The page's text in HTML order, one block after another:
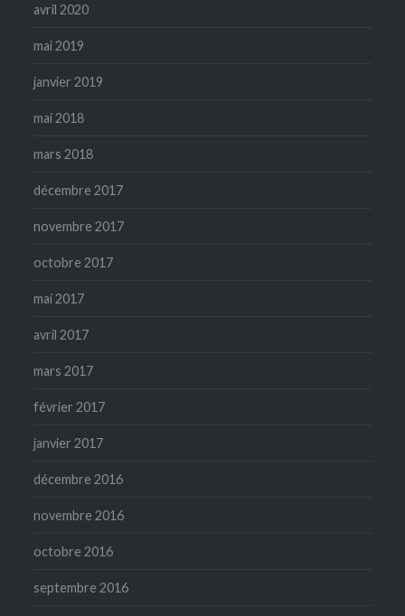
avril 2020
mai 2019
janvier 2019
mai 2018
mars 2018
décembre 2017
novembre 2017
octobre 2017
mai 2017
avril 2017
mars 2017
février 2017
janvier 2017
décembre 2016
novembre 2016
octobre 2016
septembre 2016